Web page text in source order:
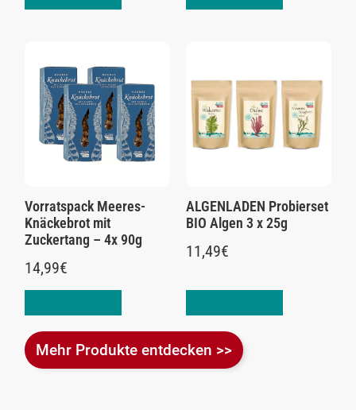
Vorratspack Meeres-
Knäckebrot mit
Zuckertang – 4x 90g
14,99€
ALGENLADEN Probierset
BIO Algen 3 x 25g
11,49€
Mehr Produkte entdecken >>